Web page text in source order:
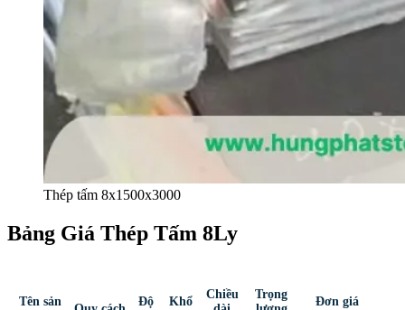
Thép tấm 8x1500x3000
Bảng Giá Thép Tấm 8Ly
Tên sản
Độ
Khổ
Chiều
Trọng
Đơn giá